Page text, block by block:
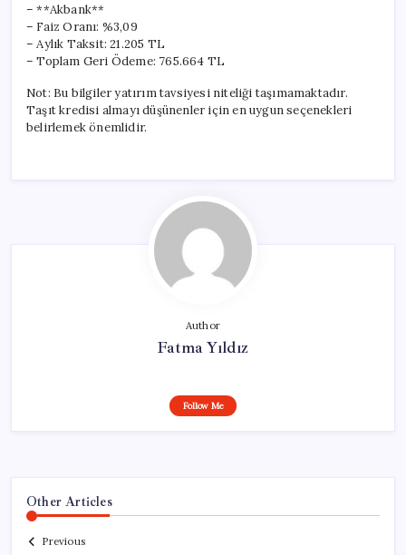
– **Akbank**
– Faiz Oranı: %3,09
– Aylık Taksit: 21.205 TL
– Toplam Geri Ödeme: 765.664 TL
Not: Bu bilgiler yatırım tavsiyesi niteliği taşımamaktadır.
Taşıt kredisi almayı düşünenler için en uygun seçenekleri
belirlemek önemlidir.
Author
Fatma Yıldız
Follow Me
Other Articles
Previous